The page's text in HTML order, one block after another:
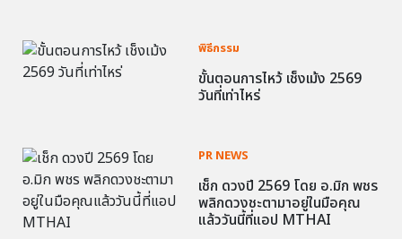
พิธีกรรม
ขั้นตอนการไหว้ เช็งเม้ง 2569
วันที่เท่าไหร่
PR NEWS
เช็ก ดวงปี 2569 โดย อ.มิก พชร
พลิกดวงชะตามาอยู่ในมือคุณ
แล้ววันนี้ที่แอป MTHAI